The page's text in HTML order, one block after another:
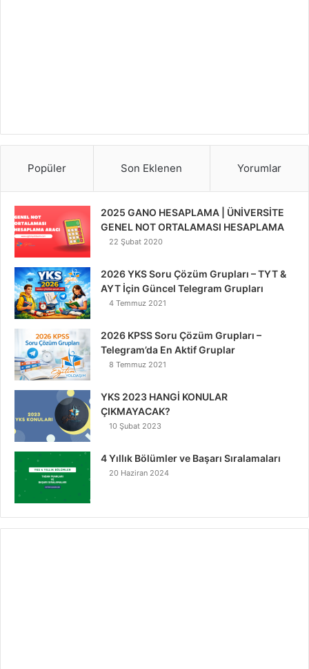
Popüler Son Eklenen Yorumlar
2025 GANO HESAPLAMA | ÜNİVERSİTE
GENEL NOT ORTALAMASI HESAPLAMA
22 Şubat 2020
2026 YKS Soru Çözüm Grupları – TYT &
AYT İçin Güncel Telegram Grupları
4 Temmuz 2021
2026 KPSS Soru Çözüm Grupları –
Telegram’da En Aktif Gruplar
8 Temmuz 2021
YKS 2023 HANGİ KONULAR
ÇIKMAYACAK?
10 Şubat 2023
4 Yıllık Bölümler ve Başarı Sıralamaları
20 Haziran 2024